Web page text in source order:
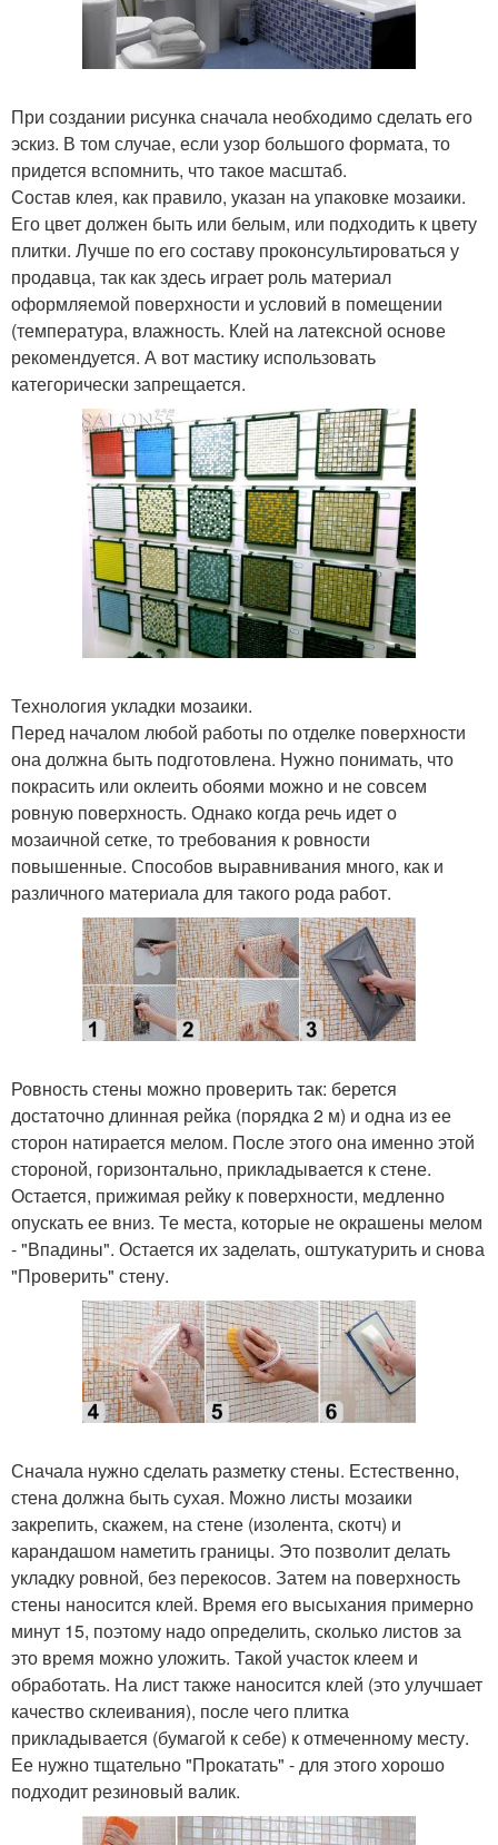
При создании рисунка сначала необходимо сделать его
эскиз. В том случае, если узор большого формата, то
придется вспомнить, что такое масштаб.
Состав клея, как правило, указан на упаковке мозаики.
Его цвет должен быть или белым, или подходить к цвету
плитки. Лучше по его составу проконсультироваться у
продавца, так как здесь играет роль материал
оформляемой поверхности и условий в помещении
(температура, влажность. Клей на латексной основе
рекомендуется. А вот мастику использовать
категорически запрещается.
Технология укладки мозаики.
Перед началом любой работы по отделке поверхности
она должна быть подготовлена. Нужно понимать, что
покрасить или оклеить обоями можно и не совсем
ровную поверхность. Однако когда речь идет о
мозаичной сетке, то требования к ровности
повышенные. Способов выравнивания много, как и
различного материала для такого рода работ.
Ровность стены можно проверить так: берется
достаточно длинная рейка (порядка 2 м) и одна из ее
сторон натирается мелом. После этого она именно этой
стороной, горизонтально, прикладывается к стене.
Остается, прижимая рейку к поверхности, медленно
опускать ее вниз. Те места, которые не окрашены мелом
- "Впадины". Остается их заделать, оштукатурить и снова
"Проверить" стену.
Сначала нужно сделать разметку стены. Естественно,
стена должна быть сухая. Можно листы мозаики
закрепить, скажем, на стене (изолента, скотч) и
карандашом наметить границы. Это позволит делать
укладку ровной, без перекосов. Затем на поверхность
стены наносится клей. Время его высыхания примерно
минут 15, поэтому надо определить, сколько листов за
это время можно уложить. Такой участок клеем и
обработать. На лист также наносится клей (это улучшает
качество склеивания), после чего плитка
прикладывается (бумагой к себе) к отмеченному месту.
Ее нужно тщательно "Прокатать" - для этого хорошо
подходит резиновый валик.